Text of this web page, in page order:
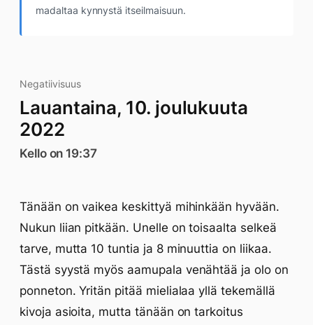
madaltaa kynnystä itseilmaisuun.
Negatiivisuus
Lauantaina, 10. joulukuuta
2022
Kello on 19:37
Tänään on vaikea keskittyä mihinkään hyvään.
Nukun liian pitkään. Unelle on toisaalta selkeä
tarve, mutta 10 tuntia ja 8 minuuttia on liikaa.
Tästä syystä myös aamupala venähtää ja olo on
ponneton. Yritän pitää mielialaa yllä tekemällä
kivoja asioita, mutta tänään on tarkoitus